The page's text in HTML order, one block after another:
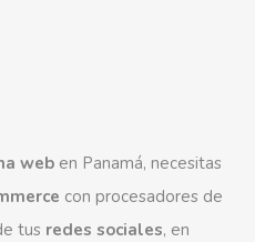
web en Panamá, necesitas
con procesadores de
tus redes sociales, en